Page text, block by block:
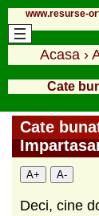
www.resurse-
Acasa ›
Cate
Cate
A+ A-
Deci, cine